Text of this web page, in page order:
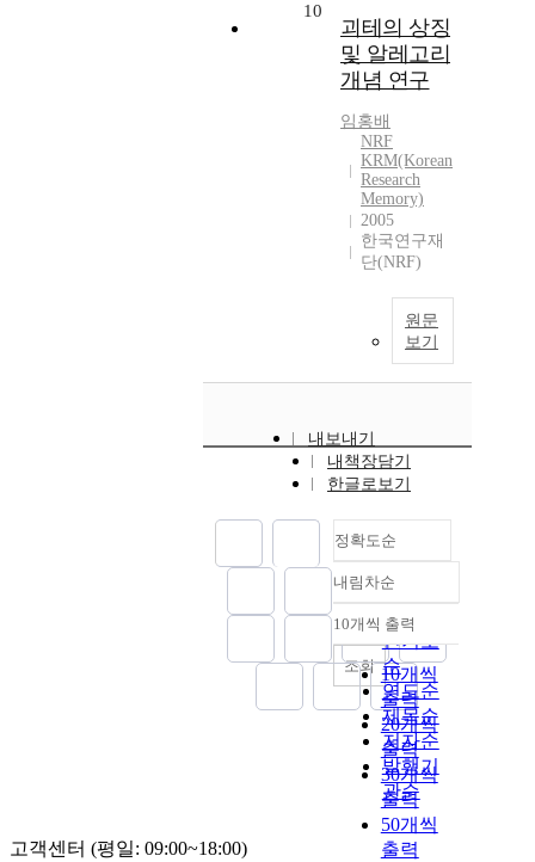
10
괴테의 상징
및 알레고리
개념 연구
임홍배
NRF
KRM(Korean
Research
Memory)
2005
한국연구재
단(NRF)
원문
보기
내보내기
내책장담기
한글로보기
정확도순
정확도
순
인기도
순
연도순
제목순
저자순
발행기
관순
내림차순
내림차순
10개씩 출력
10개씩
출력
20개씩
출력
30개씩
출력
50개씩
출력
조회
고객센터 (평일: 09:00~18:00)